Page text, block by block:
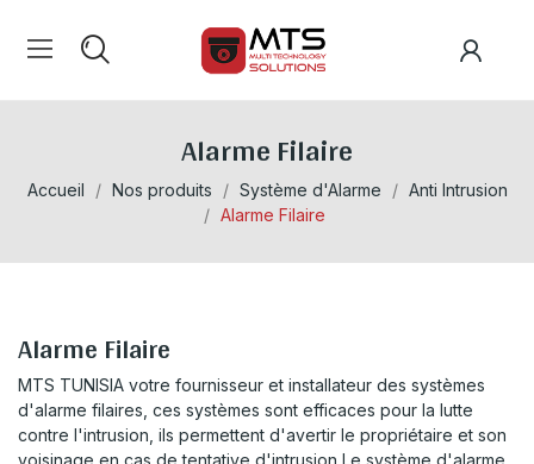
Alarme Filaire
Accueil Nos produits Système d'Alarme
Anti Intrusion
Alarme Filaire
Alarme Filaire
MTS TUNISIA votre fournisseur et installateur des systèmes
d'alarme filaires, ces systèmes sont efficaces pour la lutte
contre l'intrusion, ils permettent d'avertir le propriétaire et son
voisinage en cas de tentative d'intrusion Le système d'alarme